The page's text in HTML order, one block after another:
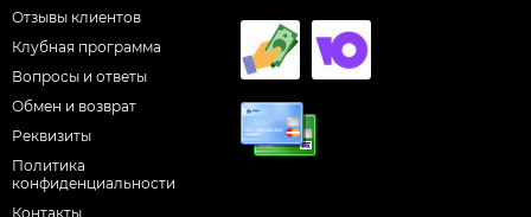
Отзывы клиентов
Клубная программа
Вопросы и ответы
Обмен и возврат
Реквизиты
Политика
конфиденциальности
Контакты